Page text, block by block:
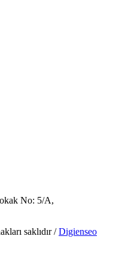
No: 5/A,
saklıdır /Digienseo